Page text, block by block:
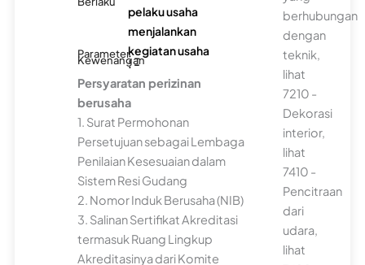
pelaku usaha
menjalankan
kegiatan usaha
Parameter: -
Kewenangan
: -
Persyaratan perizinan
berusaha
1. Surat Permohonan
Persetujuan sebagai Lembaga
Penilaian Kesesuaian dalam
Sistem Resi Gudang
2. Nomor Induk Berusaha (NIB)
3. Salinan Sertifikat Akreditasi
termasuk Ruang Lingkup
Akreditasinya dari Komite
berhubungan
dengan
teknik,
lihat
7210 -
Dekorasi
interior,
lihat
7410 -
Pencitraan
dari
udara,
lihat